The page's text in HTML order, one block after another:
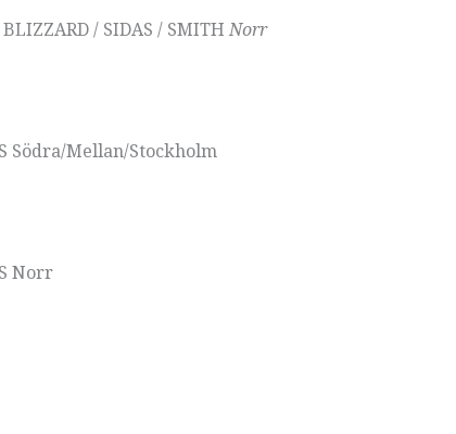
/ SIDAS / SMITHNorr
Södra/Mellan/Stockholm
Norr